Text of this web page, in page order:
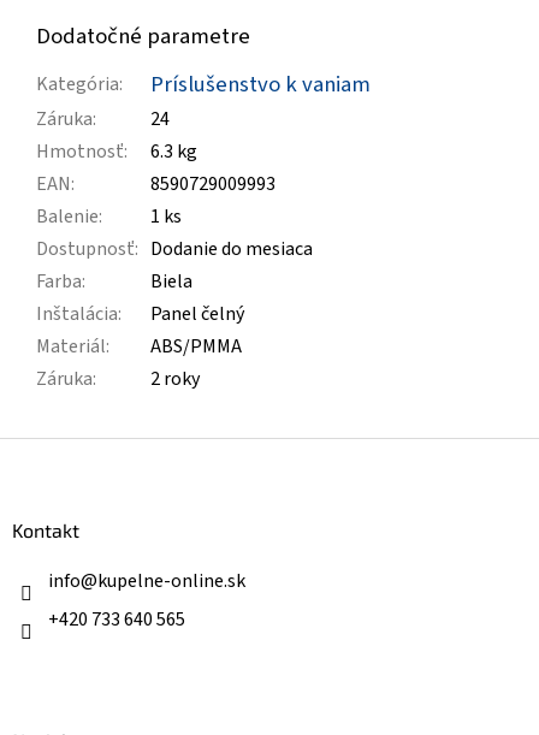
Dodatočné parametre
Kategória: Príslušenstvo k vaniam
Záruka:
24
Hmotnosť:
6.3 kg
EAN:
8590729009993
Balenie:
1 ks
Dostupnosť: Dodanie do mesiaca
Farba:
Biela
Inštalácia:
Panel čelný
Materiál:
ABS/PMMA
Záruka: 2 roky
Kontakt
info@kupelne-online.sk
+420 733 640 565